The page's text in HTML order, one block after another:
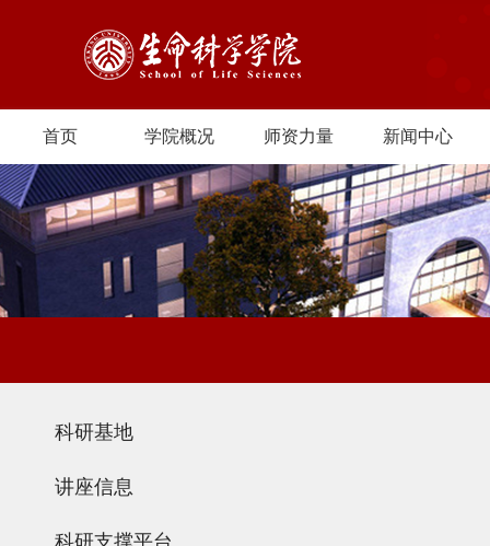
首页 学院概况 师资力量 新闻中心
科研基地
讲座信息
科研支撑平台